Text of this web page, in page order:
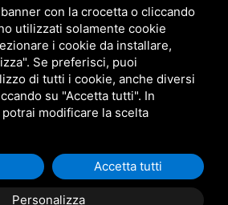
• P.IVA 01942630383 • PRIVACY • SITEMAP
RECAPTCHA V3,
PRIVACY POLICYETERMS OF SERVICE
con la crocetta o cliccando
utilizzati solamente cookie
i cookie da installare,
Se preferisci, puoi
di tutti i cookie, anche diversi
su "Accetta tutti". In
modificare la scelta
Personalizza
Accetta tutti